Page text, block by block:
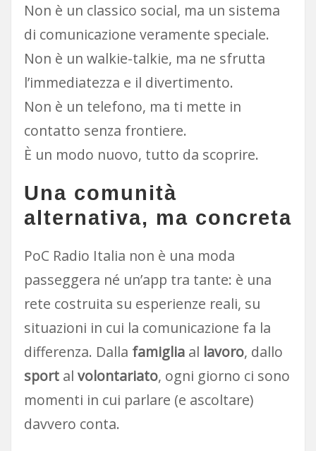
Non è un classico social, ma un sistema
di comunicazione veramente speciale.
Non è un walkie-talkie, ma ne sfrutta
l’immediatezza e il divertimento.
Non è un telefono, ma ti mette in
contatto senza frontiere.
È un modo nuovo, tutto da scoprire.
Una comunità
alternativa, ma concreta
PoC Radio Italia non è una moda
passeggera né un’app tra tante: è una
rete costruita su esperienze reali, su
situazioni in cui la comunicazione fa la
differenza. Dalla famiglia al lavoro, dallo
sport al volontariato, ogni giorno ci sono
momenti in cui parlare (e ascoltare)
davvero conta.